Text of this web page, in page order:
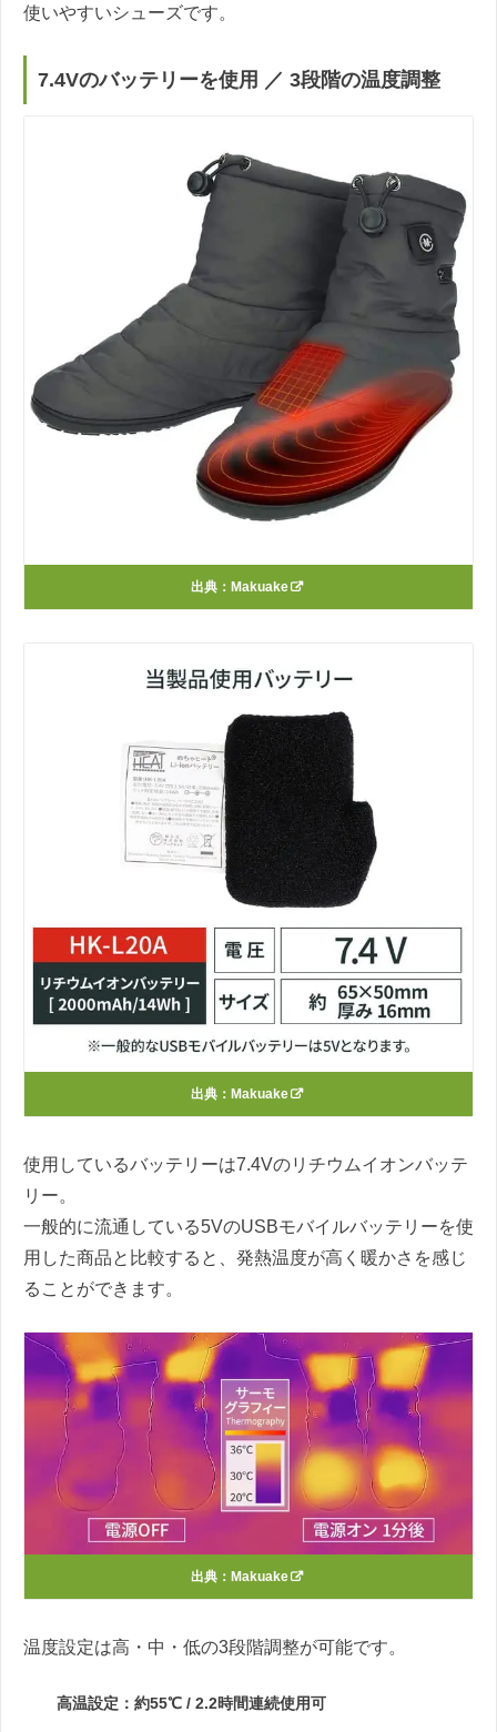
使いやすいシューズです。
7.4Vのバッテリーを使用 ／ 3段階の温度調整
出典： Makuake
出典： Makuake
使用しているバッテリーは7.4Vのリチウムイオンバッテ
リー。
一般的に流通している5VのUSBモバイルバッテリーを使
用した商品と比較すると、発熱温度が高く暖かさを感じ
ることができます。
出典： Makuake
温度設定は高・中・低の3段階調整が可能です。
高温設定：約55℃ / 2.2時間連続使用可